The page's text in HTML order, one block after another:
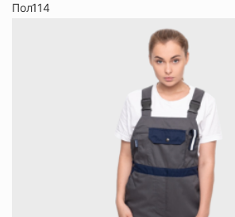
Пол114